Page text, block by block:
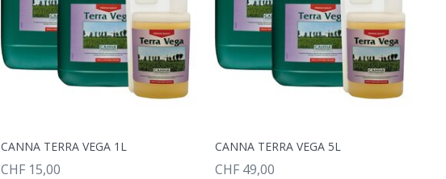
CANNA TERRA VEGA 1L
CHF 15,00
CANNA TERRA VEGA 5L
CHF 49,00